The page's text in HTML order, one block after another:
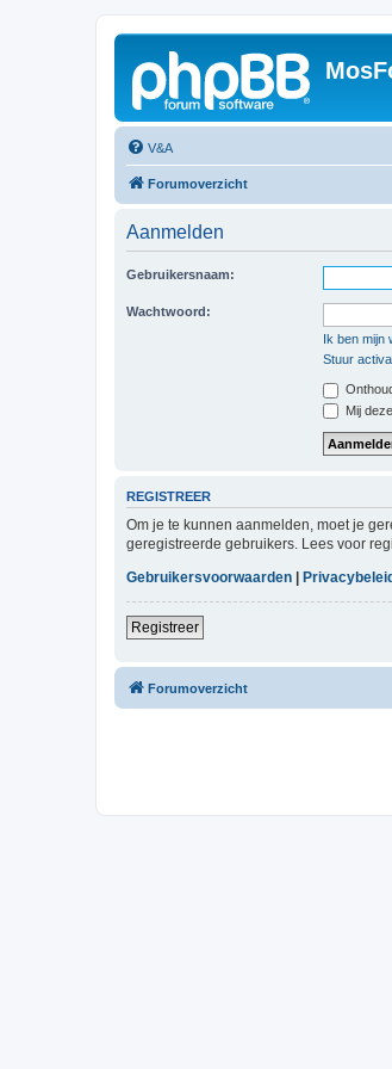
V&A
Forumoverzicht
Aanmelden
Gebruikersnaam:
Wachtwoord:
Ik ben mijn
Stuur
Mij
REGISTREER
Om je te kunnen aanmelden, moet je
geregistreerde gebruikers. Lees voor
Gebruikersvoorwaarden |
Registreer
Forumoverzicht